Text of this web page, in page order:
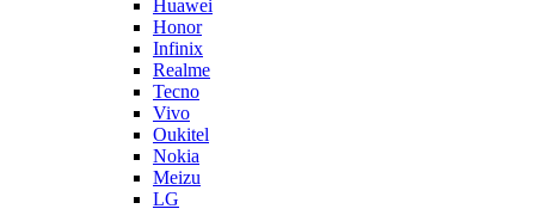
Huawei
Honor
Infinix
Realme
Tecno
Vivo
Oukitel
Nokia
Meizu
LG